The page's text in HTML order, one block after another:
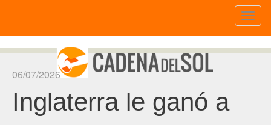
06/07/2026
Inglaterra le ganó a